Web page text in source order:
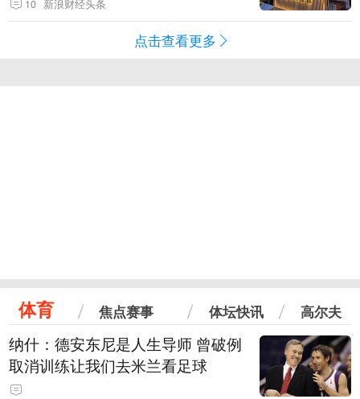
10 新浪财经头条
点击查看更多
体育 焦点赛事 体坛快讯 高尔夫
纳什：德安东尼是人生导师 曾破例
取消训练让我们去米兰看足球